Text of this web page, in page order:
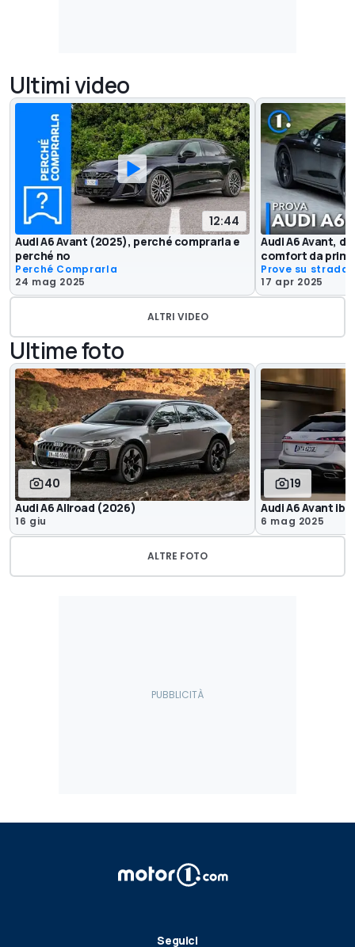
Ultimi video
12:44
Audi A6 Avant (2025), perché comprarla e
perché no
Perché Comprarla
24 mag 2025
Audi A6 Avant,
comfort da
Prove su strada
17 apr 2025
ALTRI VIDEO
Ultime foto
40
Audi A6 Allroad (2026)
16 giu
19
Audi A6 Avant
6 mag 2025
ALTRE FOTO
Seguici